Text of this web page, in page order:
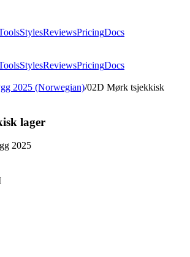
StylesReviewsPricingDocs
StylesReviewsPricingDocs
2025 (Norwegian)/02D Mørk tsjekkisk
lager
2025